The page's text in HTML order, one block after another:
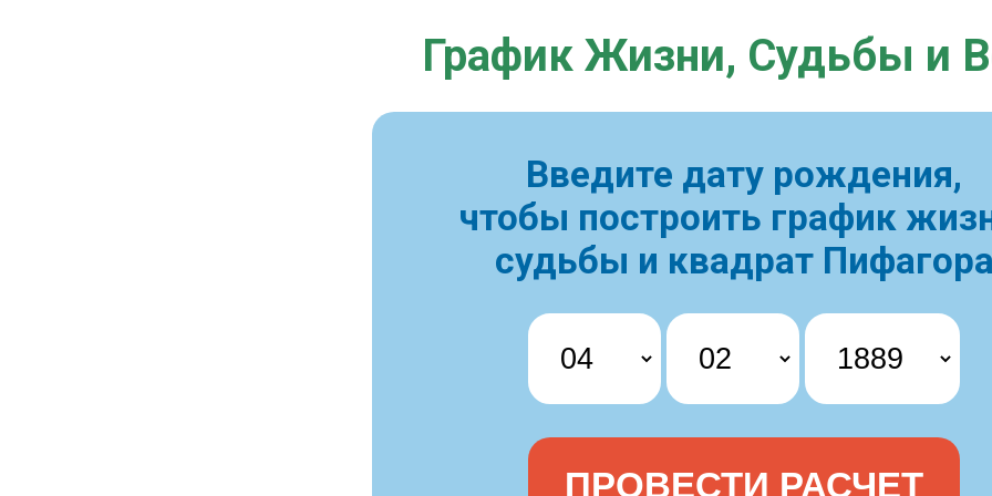
График Жизни, Судьбы и
Введите дату рождения,
чтобы построить график
судьбы и квадрат Пифагора
ПРОВЕСТИ РАСЧЕТ